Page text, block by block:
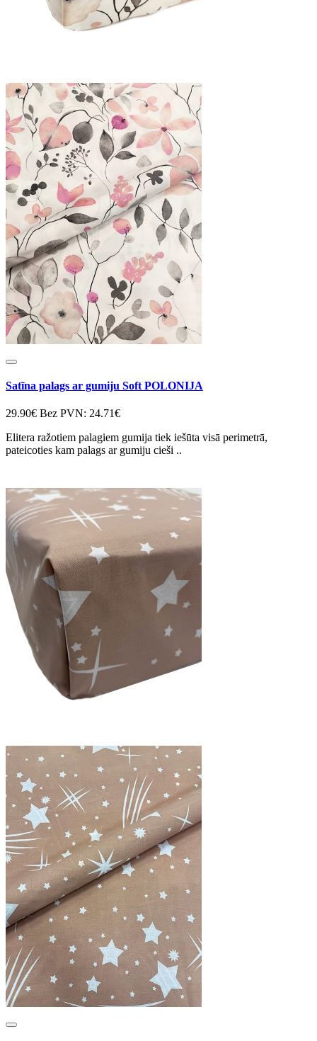
Satīna palags ar gumiju Soft POLONIJA
29.90€ Bez PVN: 24.71€
Elitera ražotiem palagiem gumija tiek iešūta visā perimetrā,
pateicoties kam palags ar gumiju cieši ..